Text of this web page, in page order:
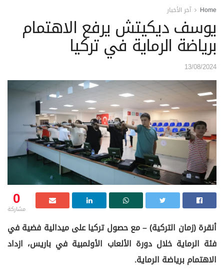
Home آخر الأخبار
يوسف ديكيتش يرفع الاهتمام
برياضة الرماية في تركيا
13/08/2024
0
مشاركة
أنقرة (زمان التركية) – مع حصول تركيا على ميدالية فضية في
فئة الرماية خلال دورة الألعاب الأولمبية في باريس، ازداد
الاهتمام برياضة الرماية.